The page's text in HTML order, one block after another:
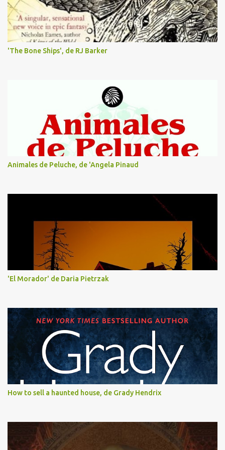
s
'The Bone Ships', de RJ Barker
Animales de Peluche, de 'Angela Pinaud
'El Morador' de Daria Pietrzak
How to sell a haunted house, de Grady Hendrix